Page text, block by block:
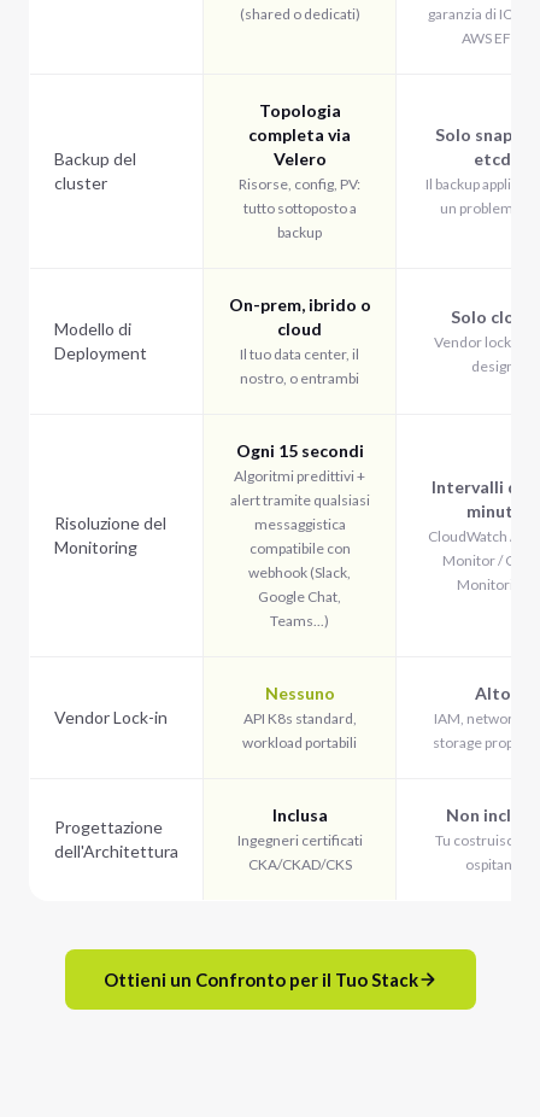
(shared o dedicati)
garanzia di IOPS
AWS EFS)
Backup del
cluster
Topologia
completa via
Velero
Risorse, config, PV:
tutto sottoposto a
backup
Solo
etcd
Il backup
un problema
Modello di
Deployment
On-prem, ibrido o
cloud
Il tuo data center, il
nostro, o entrambi
Solo cloud
Vendor lock-in
design
Risoluzione del
Monitoring
Ogni 15 secondi
Algoritmi predittivi +
alert tramite qualsiasi
messaggistica
compatibile con
webhook (Slack,
Google Chat,
Teams...)
Intervalli di
minuti
CloudWatch /
Monitor /
Monitoring
Vendor Lock-in
Nessuno
API K8s standard,
workload portabili
Alto
IAM,
storage
Progettazione
dell'Architettura
Inclusa
Ingegneri certificati
CKA/CKAD/CKS
Non inclusa
Tu costruisci,
ospitano
Ottieni un Confronto per il Tuo Stack